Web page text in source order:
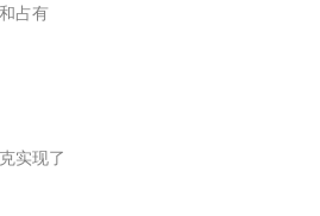
占有
实现了